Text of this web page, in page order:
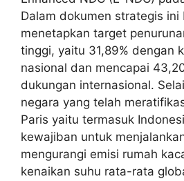
Dalam dokumen strategis ini
menetapkan target
tinggi, yaitu 31,89% dengan
nasional dan mencapai
dukungan internasional.
negara yang telah
Paris yaitu termasuk
kewajiban untuk
mengurangi emisi rumah
kenaikan suhu rata-rata